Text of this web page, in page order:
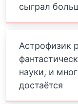
сыграл
Астрофизик
науки, и
достаётся